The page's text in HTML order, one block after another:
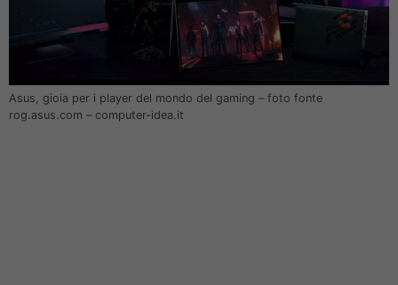
Asus, gioia per i player del mondo del gaming – foto fonte
rog.asus.com – computer-idea.it